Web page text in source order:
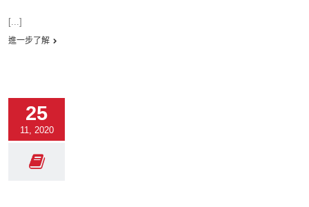
[...]
進一步了解
25
11, 2020